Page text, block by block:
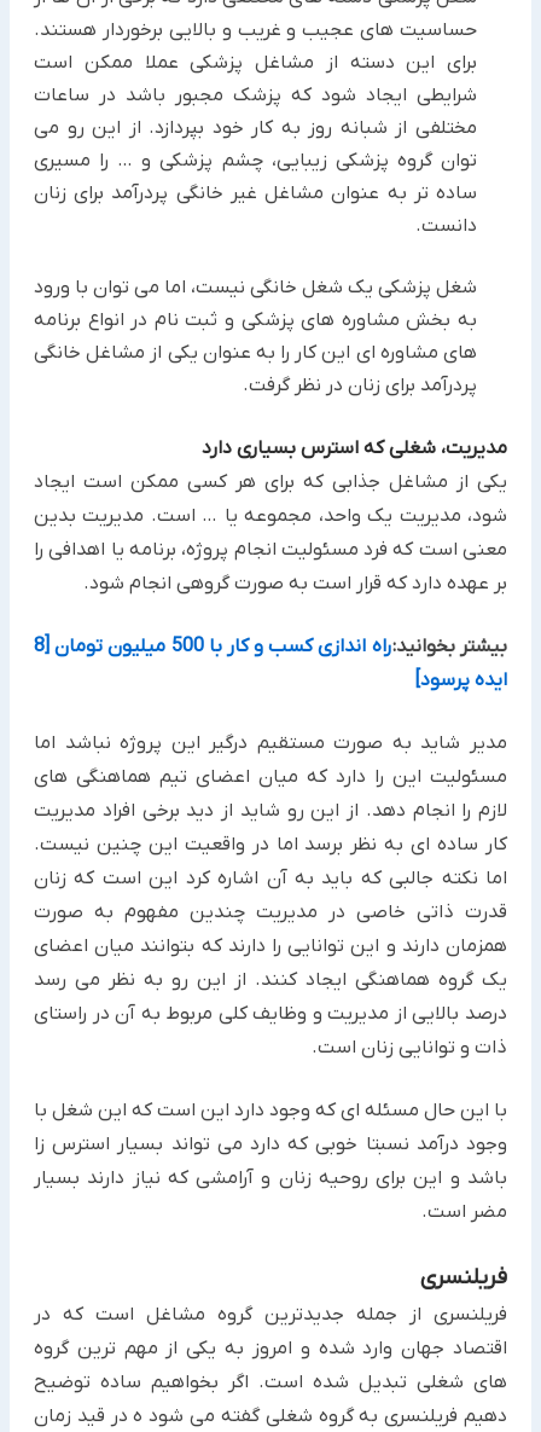
حساسیت های عجیب و غریب و بالایی برخوردار هستند.
برای این دسته از مشاغل پزشکی عملا ممکن است
شرایطی ایجاد شود که پزشک مجبور باشد در ساعات
مختلفی از شبانه روز به کار خود بپردازد. از این رو می
توان گروه پزشکی زیبایی، چشم پزشکی و … را مسیری
ساده تر به عنوان مشاغل غیر خانگی پردرآمد برای زنان
دانست.
شغل پزشکی یک شغل خانگی نیست، اما می توان با ورود
به بخش مشاوره های پزشکی و ثبت نام در انواع برنامه
های مشاوره ای این کار را به عنوان یکی از مشاغل خانگی
پردرآمد برای زنان در نظر گرفت.
مدیریت، شغلی که استرس بسیاری دارد
یکی از مشاغل جذابی که برای هر کسی ممکن است ایجاد
شود، مدیریت یک واحد، مجموعه یا … است. مدیریت بدین
معنی است که فرد مسئولیت انجام پروژه، برنامه یا اهدافی را
بر عهده دارد که قرار است به صورت گروهی انجام شود.
بیشتر بخوانید:
راه اندازی کسب و کار با 500 میلیون تومان [8
ایده پرسود]
مدیر شاید به صورت مستقیم درگیر این پروژه نباشد اما
مسئولیت این را دارد که میان اعضای تیم هماهنگی های
لازم را انجام دهد. از این رو شاید از دید برخی افراد مدیریت
کار ساده ای به نظر برسد اما در واقعیت این چنین نیست.
اما نکته جالبی که باید به آن اشاره کرد این است که زنان
قدرت ذاتی خاصی در مدیریت چندین مفهوم به صورت
همزمان دارند و این توانایی را دارند که بتوانند میان اعضای
یک گروه هماهنگی ایجاد کنند. از این رو به نظر می رسد
درصد بالایی از مدیریت و وظایف کلی مربوط به آن در راستای
ذات و توانایی زنان است.
با این حال مسئله ای که وجود دارد این است که این شغل با
وجود درآمد نسبتا خوبی که دارد می تواند بسیار استرس زا
باشد و این برای روحیه زنان و آرامشی که نیاز دارند بسیار
مضر است.
فریلنسری
فریلنسری از جمله جدیدترین گروه مشاغل است که در
اقتصاد جهان وارد شده و امروز به یکی از مهم ترین گروه
های شغلی تبدیل شده است. اگر بخواهیم ساده توضیح
دهیم فریلنسری به گروه شغلی گفته می شود ه در قید زمان